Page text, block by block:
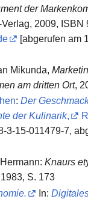
der
2009, ISBN
[abgerufen am
Mikunda,
am dritten Ort,
:Der
der Kulinarik,
3-15-011479-7,
Knaurs
1983, S. 173
In: